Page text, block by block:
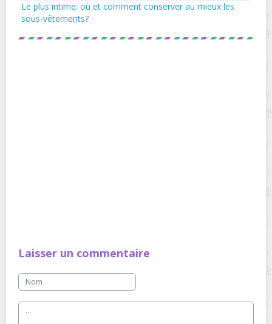
Le plus intime: où et comment conserver au mieux les
sous-vêtements?
Laisser un commentaire